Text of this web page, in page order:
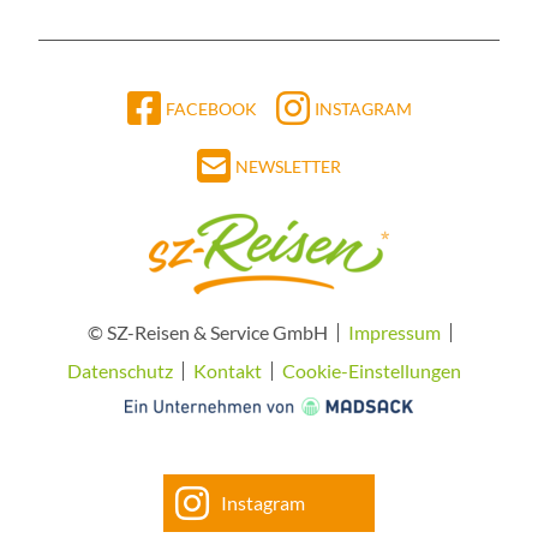
FACEBOOK INSTAGRAM
NEWSLETTER
© SZ-Reisen & Service GmbH
Impressum
Datenschutz
Kontakt Cookie-Einstellungen
Instagram